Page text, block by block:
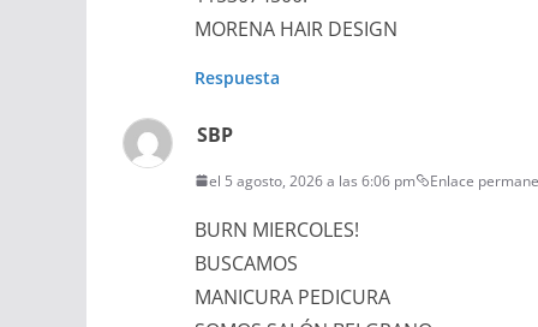
MORENA HAIR DESIGN
Respuesta
SBP
el 5 agosto, 2026 a las 6:06 pm Enlace
BURN MIERCOLES!
BUSCAMOS
MANICURA PEDICURA